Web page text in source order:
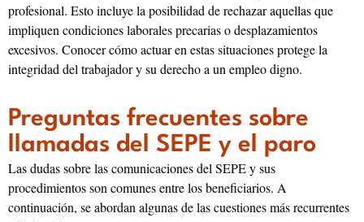
profesional. Esto incluye la posibilidad de rechazar aquellas que
impliquen condiciones laborales precarias o desplazamientos
excesivos. Conocer cómo actuar en estas situaciones protege la
integridad del trabajador y su derecho a un empleo digno.
Preguntas frecuentes sobre
llamadas del SEPE y el paro
Las dudas sobre las comunicaciones del SEPE y sus
procedimientos son comunes entre los beneficiarios. A
continuación, se abordan algunas de las cuestiones más recurrentes